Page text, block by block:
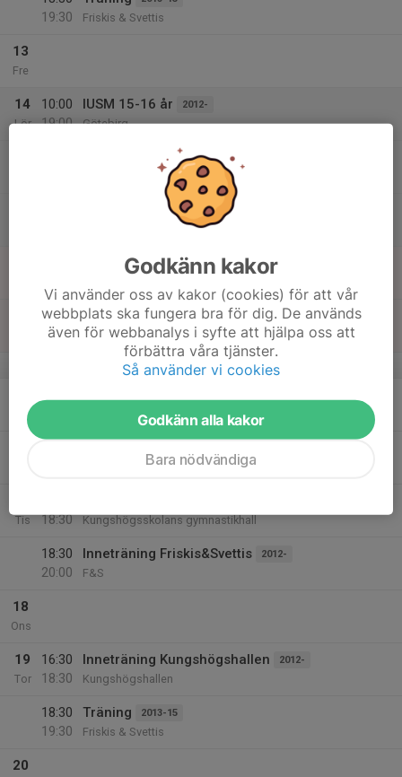
19:30
Friskis & Svettis
13
Fre
14
Lör
10:00
19:00
IUSM 15-16 år 2012-
Götebirg
Träning växjö 2012-
Telekonsult Arena Växjö
Telekonsult Arena Växjö
IUSM 15-16 år 2012-
16:00
17:00
Löpning Löpargrupp
Sunnerbovallen
v.12
Mån Kungshögshallen
Kungshögshallen
Tis
18:30
Kungshögsskolans gymnastikhall
18:30
20:00
Inneträning Friskis&Svettis 2012-
F&S
18
Ons
19
Tor
16:30
18:30
Inneträning Kungshögshallen 2012-
Kungshögshallen
18:30
19:30
Träning 2013-15
Friskis & Svettis
20
Godkänn kakor
Vi använder oss av kakor (cookies) för att vår
webbplats ska fungera bra för dig. De används
även för webbanalys i syfte att hjälpa oss att
förbättra våra tjänster.
Så använder vi cookies
Godkänn alla kakor
Bara nödvändiga